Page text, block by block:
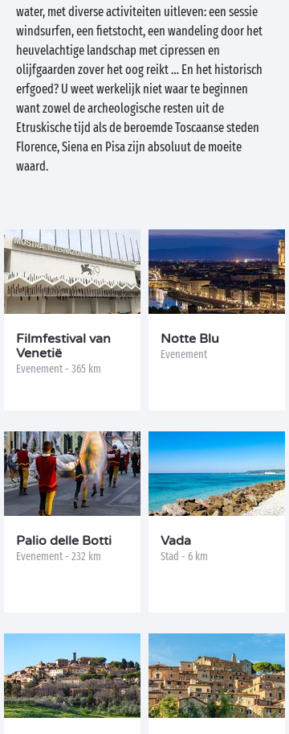
water, met diverse activiteiten uitleven: een sessie
windsurfen, een fietstocht, een wandeling door het
heuvelachtige landschap met cipressen en
olijfgaarden zover het oog reikt … En het historisch
erfgoed? U weet werkelijk niet waar te beginnen
want zowel de archeologische resten uit de
Etruskische tijd als de beroemde Toscaanse steden
Florence, Siena en Pisa zijn absoluut de moeite
waard.
Filmfestival van
Venetië
Evenement - 365 km
Notte Blu
Evenement
Palio delle Botti
Evenement - 232 km
Vada
Stad - 6 km